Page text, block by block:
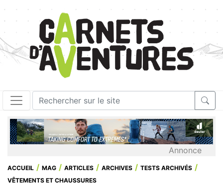
Annonce
ACCUEIL MAG ARTICLES ARCHIVES
TESTS ARCHIVÉS
VÊTEMENTS ET CHAUSSURES